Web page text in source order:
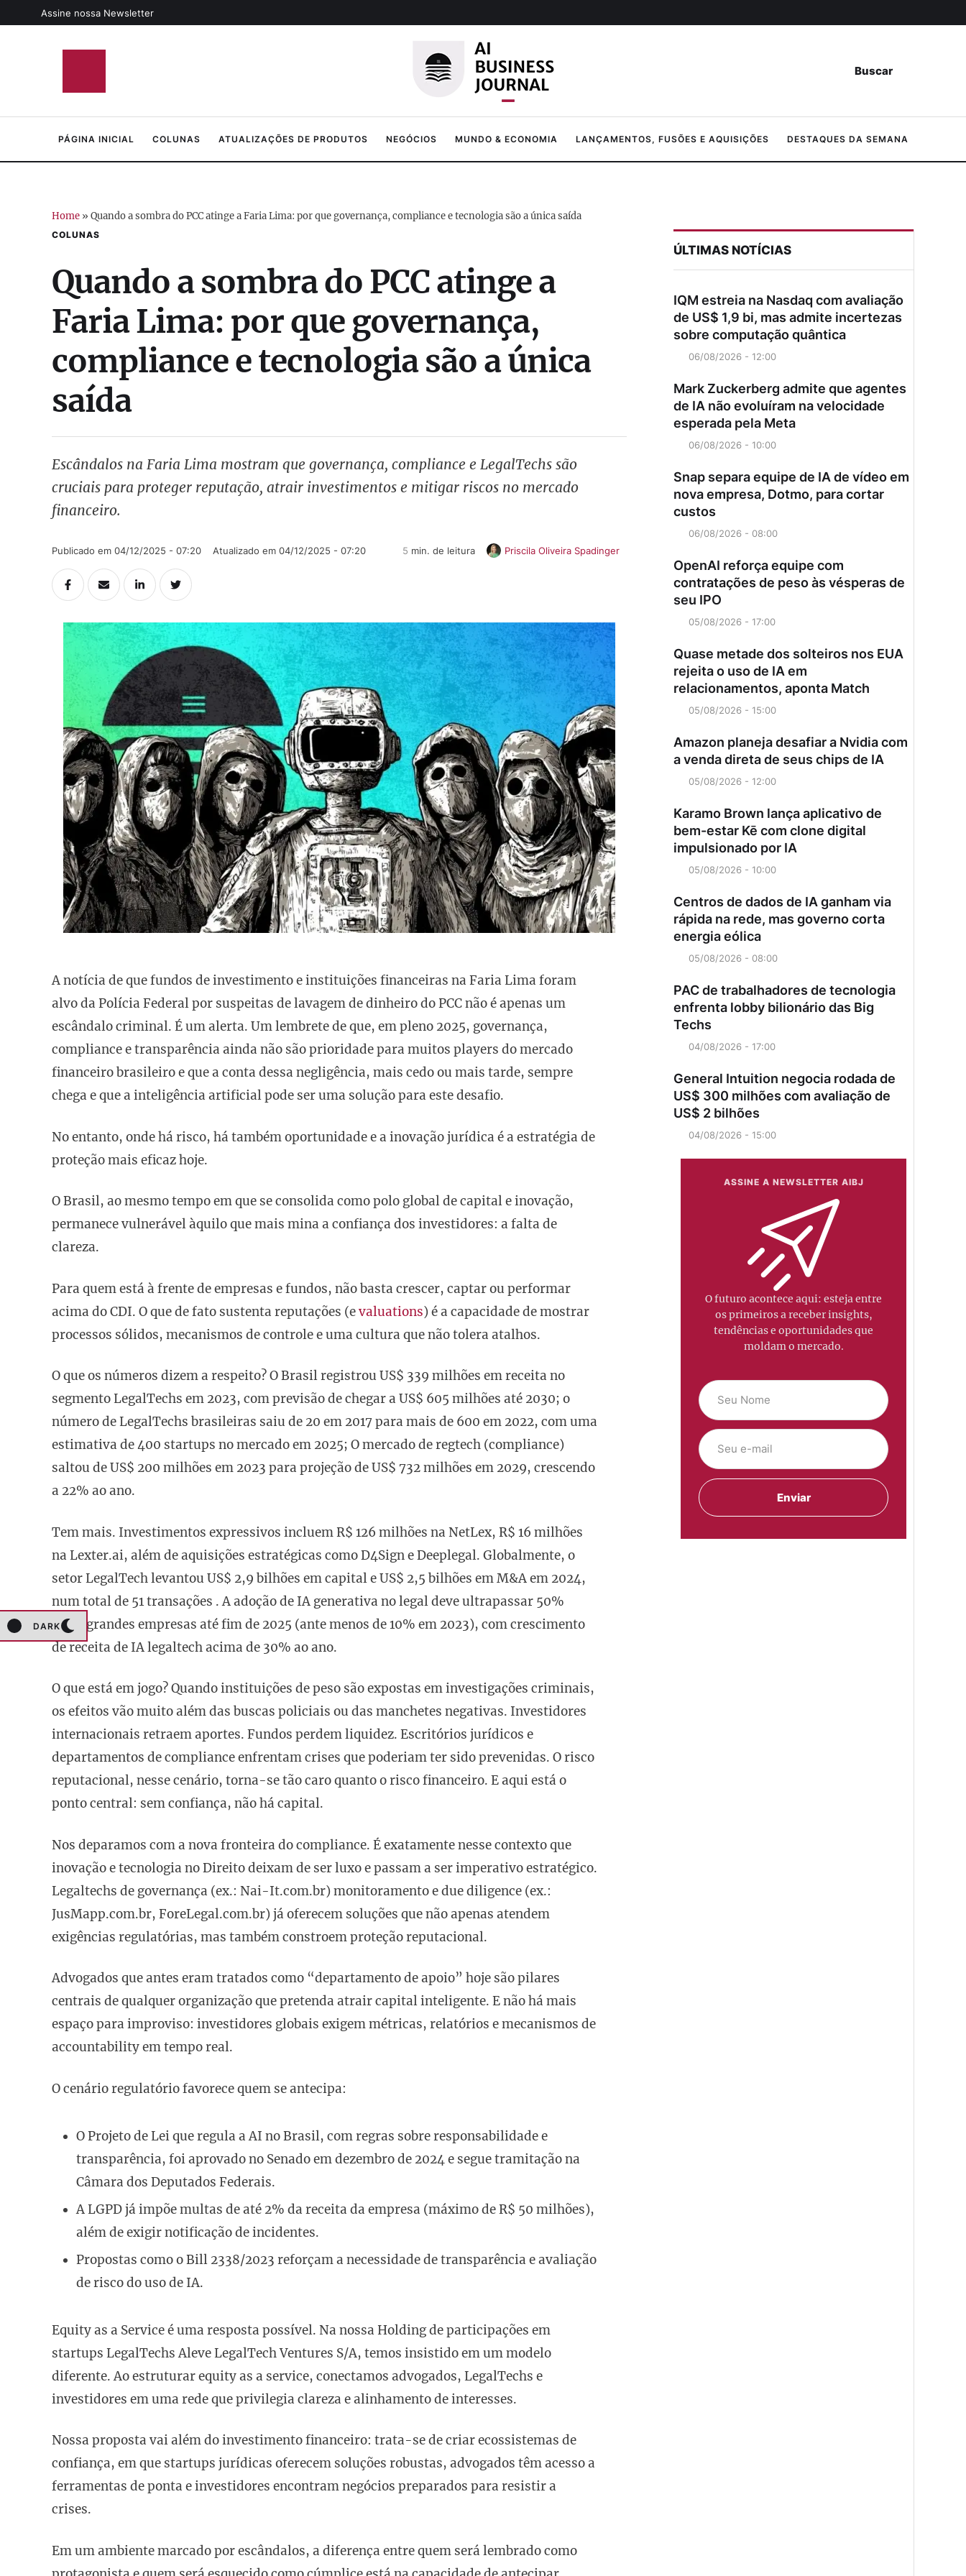
Assine nossa Newsletter
Buscar
DARK
PÁGINA INICIAL COLUNAS ATUALIZAÇÕES DE PRODUTOS NEGÓCIOS MUNDO & ECONOMIA LANÇAMENTOS, FUSÕES E AQUISIÇÕES DESTAQUES DA SEMANA
Home » Quando a sombra do PCC atinge a Faria Lima: por que governança, compliance e tecnologia são a única saída
COLUNAS
Quando a sombra do PCC atinge a
Faria Lima: por que governança,
compliance e tecnologia são a única
saída
Escândalos na Faria Lima mostram que governança, compliance e LegalTechs são
cruciais para proteger reputação, atrair investimentos e mitigar riscos no mercado
financeiro.
Publicado em 04/12/2025 - 07:20 Atualizado em 04/12/2025 - 07:20 5 min. de leitura Priscila Oliveira Spadinger
A notícia de que fundos de investimento e instituições financeiras na Faria Lima foram
alvo da Polícia Federal por suspeitas de lavagem de dinheiro do PCC não é apenas um
escândalo criminal. É um alerta. Um lembrete de que, em pleno 2025, governança,
compliance e transparência ainda não são prioridade para muitos players do mercado
financeiro brasileiro e que a conta dessa negligência, mais cedo ou mais tarde, sempre
chega e que a inteligência artificial pode ser uma solução para este desafio.
No entanto, onde há risco, há também oportunidade e a inovação jurídica é a estratégia de
proteção mais eficaz hoje.
O Brasil, ao mesmo tempo em que se consolida como polo global de capital e inovação,
permanece vulnerável àquilo que mais mina a confiança dos investidores: a falta de
clareza.
Para quem está à frente de empresas e fundos, não basta crescer, captar ou performar
acima do CDI. O que de fato sustenta reputações (evaluations) é a capacidade de mostrar
processos sólidos, mecanismos de controle e uma cultura que não tolera atalhos.
O que os números dizem a respeito? O Brasil registrou US$ 339 milhões em receita no
segmento LegalTechs em 2023, com previsão de chegar a US$ 605 milhões até 2030; o
número de LegalTechs brasileiras saiu de 20 em 2017 para mais de 600 em 2022, com uma
estimativa de 400 startups no mercado em 2025; O mercado de regtech (compliance)
saltou de US$ 200 milhões em 2023 para projeção de US$ 732 milhões em 2029, crescendo
a 22% ao ano.
Tem mais. Investimentos expressivos incluem R$ 126 milhões na NetLex, R$ 16 milhões
na Lexter.ai, além de aquisições estratégicas como D4Sign e Deeplegal. Globalmente, o
setor LegalTech levantou US$ 2,9 bilhões em capital e US$ 2,5 bilhões em M&A em 2024,
num total de 51 transações . A adoção de IA generativa no legal deve ultrapassar 50%
entre grandes empresas até fim de 2025 (ante menos de 10% em 2023), com crescimento
de receita de IA legaltech acima de 30% ao ano.
O que está em jogo? Quando instituições de peso são expostas em investigações criminais,
os efeitos vão muito além das buscas policiais ou das manchetes negativas. Investidores
internacionais retraem aportes. Fundos perdem liquidez. Escritórios jurídicos e
departamentos de compliance enfrentam crises que poderiam ter sido prevenidas. O risco
reputacional, nesse cenário, torna-se tão caro quanto o risco financeiro. E aqui está o
ponto central: sem confiança, não há capital.
Nos deparamos com a nova fronteira do compliance. É exatamente nesse contexto que
inovação e tecnologia no Direito deixam de ser luxo e passam a ser imperativo estratégico.
Legaltechs de governança (ex.: Nai-It.com.br) monitoramento e due diligence (ex.:
JusMapp.com.br, ForeLegal.com.br) já oferecem soluções que não apenas atendem
exigências regulatórias, mas também constroem proteção reputacional.
Advogados que antes eram tratados como “departamento de apoio” hoje são pilares
centrais de qualquer organização que pretenda atrair capital inteligente. E não há mais
espaço para improviso: investidores globais exigem métricas, relatórios e mecanismos de
accountability em tempo real.
O cenário regulatório favorece quem se antecipa:
O Projeto de Lei que regula a AI no Brasil, com regras sobre responsabilidade e
transparência, foi aprovado no Senado em dezembro de 2024 e segue tramitação na
Câmara dos Deputados Federais.
A LGPD já impõe multas de até 2% da receita da empresa (máximo de R$ 50 milhões),
além de exigir notificação de incidentes.
Propostas como o Bill 2338/2023 reforçam a necessidade de transparência e avaliação
de risco do uso de IA.
Equity as a Service é uma resposta possível. Na nossa Holding de participações em
startups LegalTechs Aleve LegalTech Ventures S/A, temos insistido em um modelo
diferente. Ao estruturar equity as a service, conectamos advogados, LegalTechs e
investidores em uma rede que privilegia clareza e alinhamento de interesses.
Nossa proposta vai além do investimento financeiro: trata-se de criar ecossistemas de
confiança, em que startups jurídicas oferecem soluções robustas, advogados têm acesso a
ferramentas de ponta e investidores encontram negócios preparados para resistir a
crises.
Em um ambiente marcado por escândalos, a diferença entre quem será lembrado como
ÚLTIMAS NOTÍCIAS
IQM estreia na Nasdaq com avaliação
de US$ 1,9 bi, mas admite incertezas
sobre computação quântica
06/08/2026 - 12:00
Mark Zuckerberg admite que agentes
de IA não evoluíram na velocidade
esperada pela Meta
06/08/2026 - 10:00
Snap separa equipe de IA de vídeo em
nova empresa, Dotmo, para cortar
custos
06/08/2026 - 08:00
OpenAI reforça equipe com
contratações de peso às vésperas de
seu IPO
05/08/2026 - 17:00
Quase metade dos solteiros nos EUA
rejeita o uso de IA em
relacionamentos, aponta Match
05/08/2026 - 15:00
Amazon planeja desafiar a Nvidia com
a venda direta de seus chips de IA
05/08/2026 - 12:00
Karamo Brown lança aplicativo de
bem-estar Kē com clone digital
impulsionado por IA
05/08/2026 - 10:00
Centros de dados de IA ganham via
rápida na rede, mas governo corta
energia eólica
05/08/2026 - 08:00
PAC de trabalhadores de tecnologia
enfrenta lobby bilionário das Big
Techs
04/08/2026 - 17:00
General Intuition negocia rodada de
US$ 300 milhões com avaliação de
US$ 2 bilhões
04/08/2026 - 15:00
ASSINE A NEWSLETTER AIBJ
O futuro acontece aqui: esteja entre
os primeiros a receber insights,
tendências e oportunidades que
moldam o mercado.